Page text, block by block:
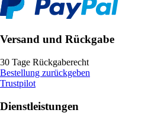
Versand und Rückgabe
30 Tage Rückgaberecht
Bestellung zurückgeben
Trustpilot
Dienstleistungen